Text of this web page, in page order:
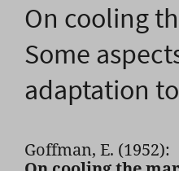
On cooling
Some
adaptation
Goffman, E. (1952):